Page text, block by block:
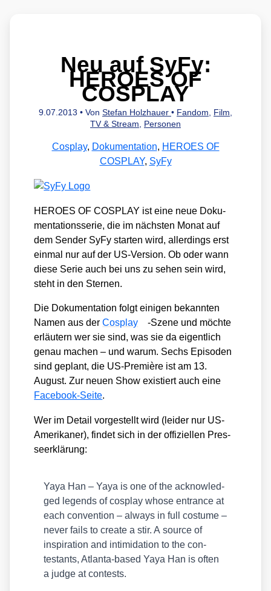
Neu auf SyFy:
HEROES OF
COSPLAY
9.07.2013 • Von Stefan Holzhauer • Fandom, Film,
TV & Stream, Personen
Cosplay, Dokumentation, HEROES OF
COSPLAY, SyFy
HEROES OF COSPLAY ist eine neue Doku­
men­ta­ti­ons­se­rie, die im nächs­ten Monat auf
dem Sen­der SyFy star­ten wird, aller­dings erst
ein­mal nur auf der US-Ver­si­on. Ob oder wann
die­se Serie auch bei uns zu sehen sein wird,
steht in den Ster­nen.
Die Doku­men­ta­ti­on folgt eini­gen bekann­ten
Namen aus derCos­play
-Sze­ne und möch­te
erläu­tern wer sie sind, was sie da eigent­lich
genau machen – und war­um. Sechs Epi­so­den
sind geplant, die US-Pre­miè­re ist am 13.
August. Zur neu­en Show exis­tiert auch eine
Face­book-Sei­te.
Wer im Detail vor­ge­stellt wird (lei­der nur US-
Ame­ri­ka­ner), fin­det sich in der offi­zi­el­len Pres­
se­er­klä­rung:
Yaya Han – Yaya is one of the ack­now­led­
ged legends of cos­play who­se ent­rance at
each con­ven­ti­on – always in full cos­tu­me –
never fails to crea­te a stir. A source of
inspi­ra­ti­on and inti­mi­da­ti­on to the con­
testants, Atlan­ta-based Yaya Han is often
a judge at con­tests.